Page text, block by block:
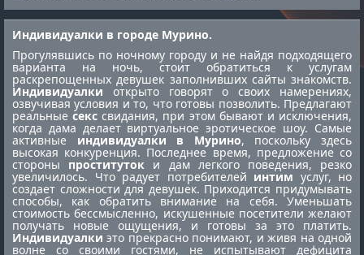
Индивидуалки в городе Мурино.
Прогулявшись по ночному городу и не найдя подходящего
варианта на ночь, стоит обратиться к услугам
раскрепощенных девушек заполнивших сайты знакомств.
Индивидуалки открыто говорят о своих намерениях,
озвучивая условия и то, что готовы позволить. Предлагают
реальныесекс свидания, при этом бывают и исключения,
когда дама делает виртуальное эротическое шоу. Самые
активные индивидуалки в Мурино, поскольку здесь
высокая конкуренция. Последнее время, предложение со
стороны проституток и дам легкого поведения, резко
увеличилось. Что радует потребителей интим услуг, но
создает сложности для девушек. Приходится придумывать
способы, как обратить внимание на себя. Уменьшать
стоимость бессмысленно, искушенные посетители желают
получать новые ощущения, и готовы за это платить.
Индивидуалки это прекрасно понимают, и живя на одной
волне со своими гостями, не испытывают дефицита